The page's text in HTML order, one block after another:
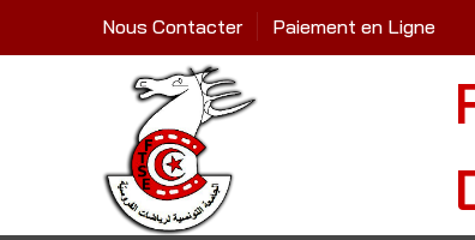
Nous Contacter Paiement en Ligne